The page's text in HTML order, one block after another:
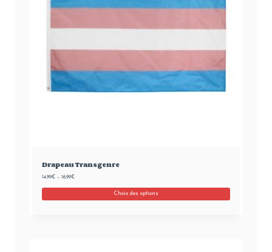
Drapeau Transgenre
14.99€– 16.99€
Choix des options